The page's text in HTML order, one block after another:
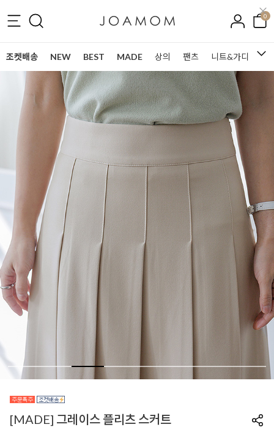
0
조켓배송 NEW BEST MADE 상의 팬츠 니트&가디건
[MADE] 그레이스 플리츠 스커트